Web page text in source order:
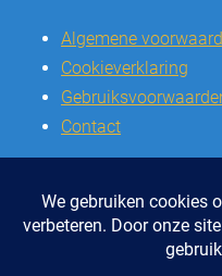
Algemene
Cookieverklaring
Contact
© 2026 | Stichting SSCVL |